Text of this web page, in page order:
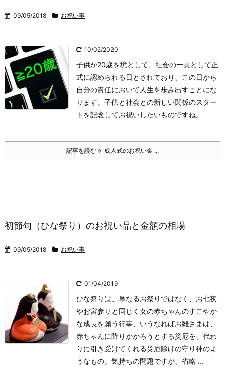
09/05/2018 お祝い事
10/02/2020
子供が20歳を境として、社会の一員として正
式に認められる日とされており、この日から
自分の責任において人生を歩み出すことにな
ります。子供と社会との新しい関係のスター
トを記念してお祝いしたいものですね。
記事を読む 成人式のお祝い金 ...
初節句（ひな祭り）のお祝い品と金額の相場
09/05/2018 お祝い事
01/04/2019
ひな祭りは、単なるお祭りではなく、お七夜
やお宮参りと同じく女の赤ちゃんのすこやか
な成長を願う行事、いうなればお雛さまは、
赤ちゃんに降りかかろうとする災厄を、代わ
りに引き受けてくれる災厄除けの守り神のよ
うなもの。気持ちの問題ですが、省略 ...